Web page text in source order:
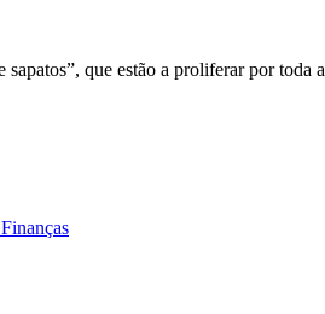
que estão a proliferar por